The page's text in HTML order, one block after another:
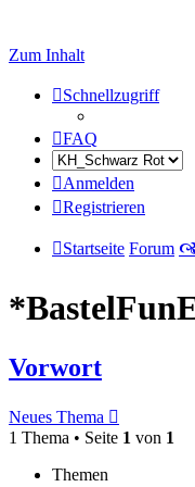
Zum Inhalt
Schnellzugriff
FAQ
Anmelden
Registrieren
Startseite Forum 🙧
Vorwort
Neues Thema
1 Thema • Seite 1 von 1
Themen